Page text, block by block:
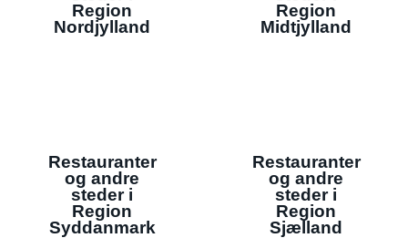
Region
Nordjylland
Region
Midtjylland
Restauranter
og andre
steder i
Region
Syddanmark
Restauranter
og andre
steder i
Region
Sjælland